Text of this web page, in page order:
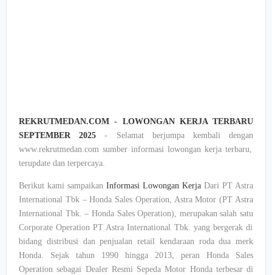
REKRUTMEDAN.COM - LOWONGAN KERJA TERBARU
SEPTEMBER 2025 - Selamat berjumpa kembali
dengan
www.rekrutmedan.com sumber informasi lowongan kerja terbaru,
terupdate dan terpercaya.
Berikut kami sampaikan Informasi Lowongan Kerja Dari PT Astra
International Tbk – Honda Sales Operation, Astra Motor (PT Astra
International Tbk.– Honda Sales Operation), merupakansalah satu
Corporate Operation PT Astra International Tbk. yang bergerakdi
bidang distribusidanpenjualan retail kendaraan roda dua merk
Honda. Sejak tahun 1990 hingga 2013, peran Honda Sales
Operationsebagai Dealer Resmi Sepeda Motor Honda terbesardi